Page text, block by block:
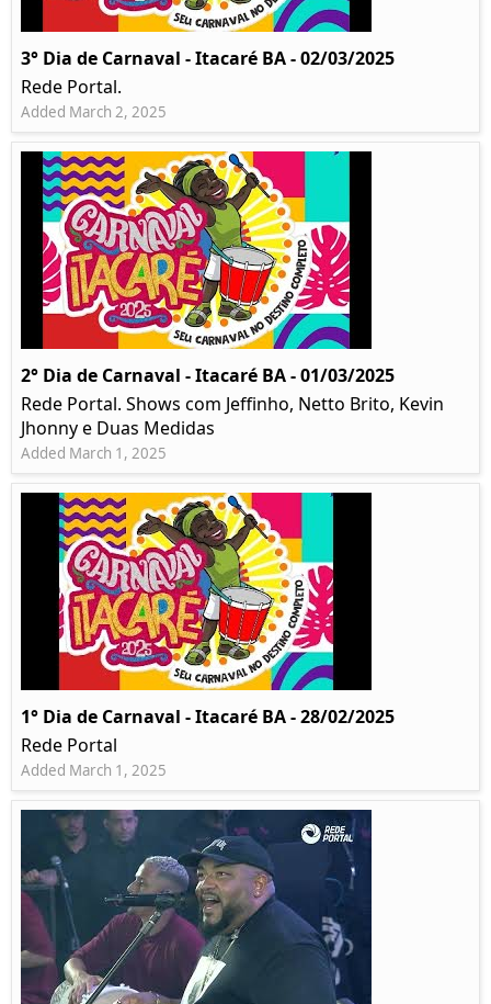
3° Dia de Carnaval - Itacaré BA - 02/03/2025
Rede Portal.
Added March 2, 2025
2° Dia de Carnaval - Itacaré BA - 01/03/2025
Rede Portal. Shows com Jeffinho, Netto Brito, Kevin
Jhonny e Duas Medidas
Added March 1, 2025
1° Dia de Carnaval - Itacaré BA - 28/02/2025
Rede Portal
Added March 1, 2025